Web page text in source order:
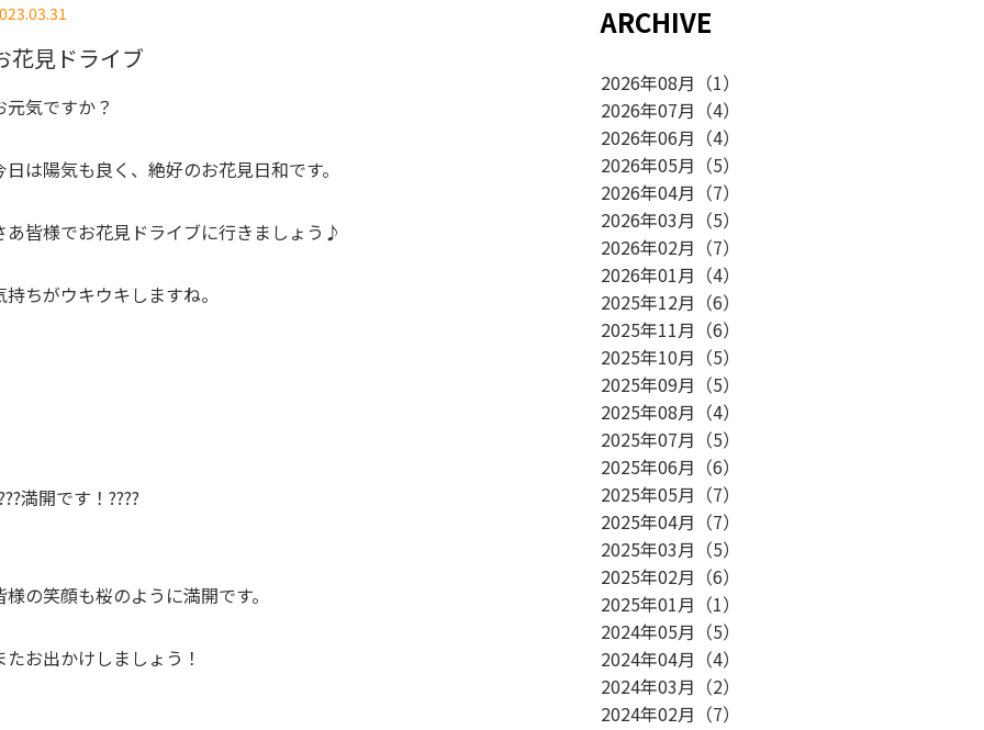
花見ドライブ
元気ですか？
日は陽気も良く、絶好のお花見日和です。
あ皆様でお花見ドライブに行きましょう♪
持ちがウキウキしますね。
満開です！????
様の笑顔も桜のように満開です。
たお出かけしましょう！
ARCHIVE
2026年08月 （1）
2026年07月 （4）
2026年06月 （4）
2026年05月 （5）
2026年04月 （7）
2026年03月 （5）
2026年02月 （7）
2026年01月 （4）
2025年12月 （6）
2025年11月 （6）
2025年10月 （5）
2025年09月 （5）
2025年08月 （4）
2025年07月 （5）
2025年06月 （6）
2025年05月 （7）
2025年04月 （7）
2025年03月 （5）
2025年02月 （6）
2025年01月 （1）
2024年05月 （5）
2024年04月 （4）
2024年03月 （2）
2024年02月 （7）